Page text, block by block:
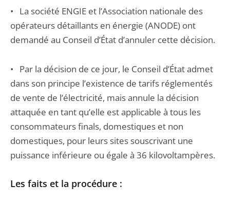
• La société ENGIE et l’Association nationale des
opérateurs détaillants en énergie (ANODE) ont
demandé au Conseil d’État d’annuler cette décision.
• Par la décision de ce jour, le Conseil d’État admet
dans son principe l’existence de tarifs réglementés
de vente de l’électricité, mais annule la décision
attaquée en tant qu’elle est applicable à tous les
consommateurs finals, domestiques et non
domestiques, pour leurs sites souscrivant une
puissance inférieure ou égale à 36 kilovoltampères.
Les faits et la procédure :